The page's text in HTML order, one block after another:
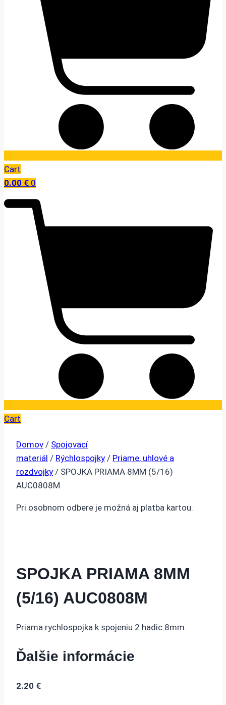
Cart
0.00 € 0
Cart
Domov / Spojovací
materiál / Rýchlospojky / Priame, uhlové a
rozdvojky / SPOJKA PRIAMA 8MM (5/16)
AUC0808M
Pri osobnom odbere je možná aj platba kartou.
SPOJKA PRIAMA 8MM
(5/16) AUC0808M
Priama rychlospojka k spojeniu 2 hadic 8mm.
Ďalšie informácie
2.20 €